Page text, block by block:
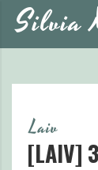
Silvia
Laiv
[LAIV]